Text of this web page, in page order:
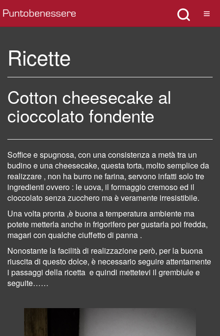
Ricette
Cotton cheesecake al
cioccolato fondente
Soffice e spugnosa, con una consistenza a metà tra un
budino e una cheesecake, questa torta, molto semplice da
realizzare , non ha burro ne farina, servono infatti solo tre
ingredienti ovvero : le uova, il formaggio cremoso ed il
cioccolato senza zucchero ma è veramente irresistibile.
Una volta pronta ,è buona a temperatura ambiente ma
potete metterla anche in frigorifero per gustarla poi fredda,
magari con qualche ciuffetto di panna .
Nonostante la facilità di realizzazione però, per la buona
riuscita di questo dolce, è necessario seguireattentamente
i passaggi della ricetta e quindi mettetevi il grembiule e
seguite……